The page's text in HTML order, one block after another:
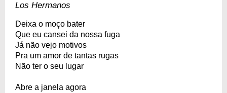
Los Hermanos
Deixa o moço bater
Que eu cansei da nossa fuga
Já não vejo motivos
Pra um amor de tantas rugas
Não ter o seu lugar
Abre a janela agora